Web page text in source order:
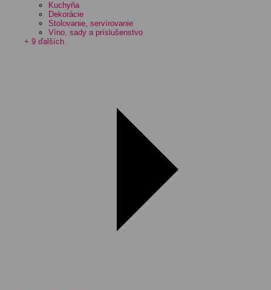
Kuchyňa
Dekorácie
Stolovanie, servírovanie
Víno, sady a príslušenstvo
+ 9 ďalších